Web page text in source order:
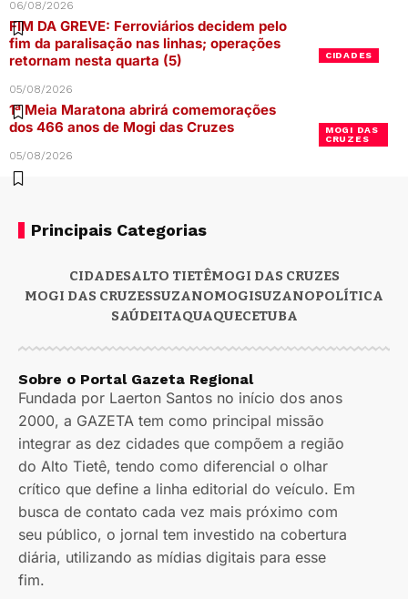
06/08/2026
CIDADES
FIM DA GREVE: Ferroviários decidem pelo
fim da paralisação nas linhas; operações
retornam nesta quarta (5)
05/08/2026
MOGI DAS
CRUZES
1ª Meia Maratona abrirá comemorações
dos 466 anos de Mogi das Cruzes
05/08/2026
Principais Categorias
CIDADESALTO TIETÊMOGI DAS CRUZES
MOGI DAS CRUZESSUZANOMOGISUZANOPOLÍTICA
SAÚDEITAQUAQUECETUBA
Sobre o Portal Gazeta Regional
Fundada por Laerton Santos no início dos anos
2000, a GAZETA tem como principal missão
integrar as dez cidades que compõem a região
do Alto Tietê, tendo como diferencial o olhar
crítico que define a linha editorial do veículo. Em
busca de contato cada vez mais próximo com
seu público, o jornal tem investido na cobertura
diária, utilizando as mídias digitais para esse
fim.